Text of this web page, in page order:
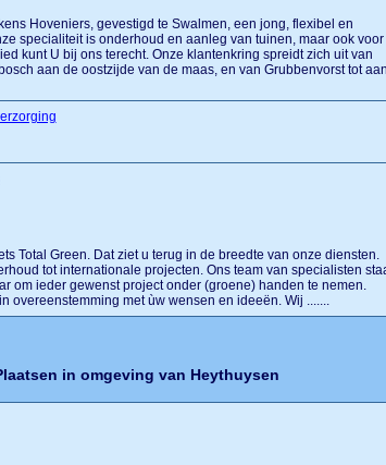
Hoveniers, gevestigd te Swalmen, een jong, flexibel en
specialiteit is onderhoud en aanleg van tuinen, maar ook voor
kunt U bij ons terecht. Onze klantenkring spreidt zich uit van
aan de oostzijde van de maas, en van Grubbenvorst tot
Total Green. Dat ziet u terug in de breedte van onze diensten.
tot internationale projecten. Ons team van specialisten
om ieder gewenst project onder (groene) handen te nemen.
overeenstemming met ùw wensen en ideeën. Wij .......
in omgeving van Heythuysen